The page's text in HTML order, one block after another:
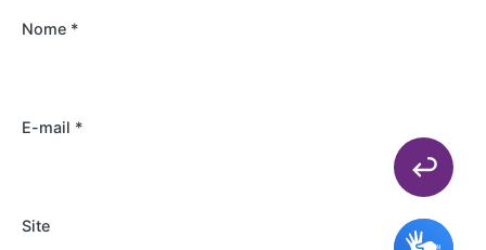
Nome *
E-mail *
Site